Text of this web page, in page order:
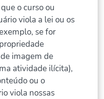
o curso ou
viola a lei ou os
se for
imagem de
atividade ilícita),
ou o
viola nossas